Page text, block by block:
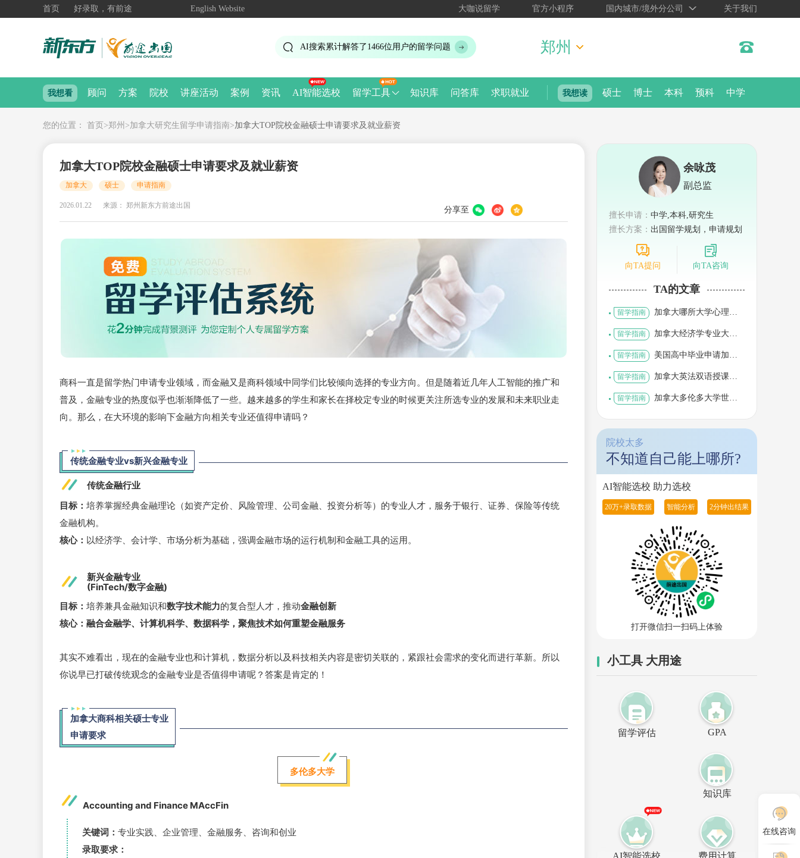
首页 好录取，有前途 English Website 大咖说留学 官方小程序 国内城市/境外分公司 关于我们
AI搜索累计解答了 1466位用户的留学问题 郑州
我想看 顾问 方案 院校 讲座活动 案例 资讯 AI智能选校 留学工具 知识库 问答库 求职就业 我想读 硕士 博士 本科 预科 中学
您的位置： 首页 >郑州 >加拿大研究生留学申请指南>加拿大TOP院校金融硕士申请要求及就业薪资
加拿大TOP院校金融硕士申请要求及就业薪资
加拿大 硕士 申请指南
2026.01.22 来源： 郑州新东方前途出国 分享至
商科一直是留学热门申请专业领域，而金融又是商科领域中同学们比较倾向选择的专业方向。但是随着近几年人工智能的推广和
普及，金融专业的热度似乎也渐渐降低了一些。越来越多的学生和家长在择校定专业的时候更关注所选专业的发展和未来职业走
向。那么，在大环境的影响下金融方向相关专业还值得申请吗？
传统金融专业vs新兴金融专业
传统金融行业
目标： 培养掌握经典金融理论（如资产定价、风险管理、公司金融、投资分析等）的专业人才，服务于银行、证券、保险等传统
金融机构。
核心： 以经济学、会计学、市场分析为基础，强调金融市场的运行机制和金融工具的运用。
新兴金融专业
(FinTech/数字金融)
目标： 培养兼具金融知识和数字技术能力的复合型人才，推动金融创新
核心： 融合金融学、计算机科学、数据科学，聚焦技术如何重塑金融服务
其实不难看出，现在的金融专业也和计算机，数据分析以及科技相关内容是密切关联的，紧跟社会需求的变化而进行革新。所以
你说早已打破传统观念的金融专业是否值得申请呢？答案是肯定的！
加拿大商科相关硕士专业
申请要求
多伦多大学
Accounting and Finance MAccFin
关键词 ： 专业实践、企业管理、金融服务、咨询和创业
录取要求 ：
余咏茂
副总监
擅长申请： 中学,本科,研究生
擅长方案： 出国留学规划，申请规划
向TA提问 向TA咨询
TA的文章
留学指南
加拿大哪所大学心理学
留学指南
加拿大经济学专业大学
留学指南
美国高中毕业申请加拿
留学指南
加拿大英法双语授课大
留学指南
加拿大多伦多大学世界
院校太多
不知道自己能上哪所?
AI智能选校 助力选校
20万+录取数据 智能分析 2分钟出结果
打开微信扫一扫码上体验
小工具 大用途
留学评估 GPA
知识库
AI智能选校 费用计算
在线咨询